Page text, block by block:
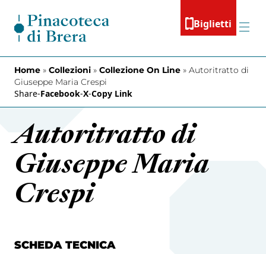
Biglietti
Menu
Home » Collezioni » Collezione On Line » Autoritratto di
Giuseppe Maria Crespi
Share-Facebook-X-Copy Link
Autoritratto di
Giuseppe Maria
Crespi
SCHEDA TECNICA